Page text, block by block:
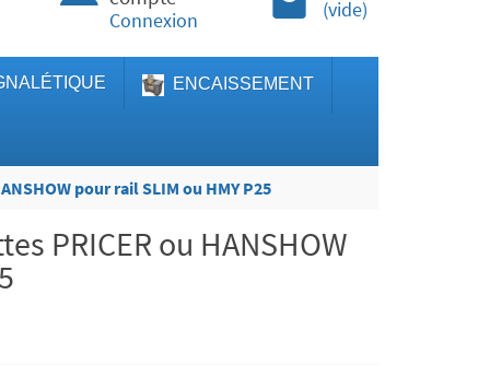
Connexion (vide)
ENCAISSEMENT
pour rail SLIM ou HMY P25
PRICER ou HANSHOW